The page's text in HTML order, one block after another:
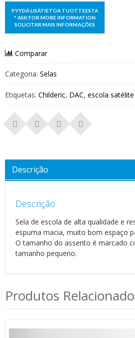
Comparar
Categoria: Selas
Etiquetas: Childeric, DAC, escola satélite
Descrição
Descrição
Sela de escola de alta qualidade e
espuma macia, muito bom espaço
O tamanho do assento é marcado
tamanho pequeno.
Produtos